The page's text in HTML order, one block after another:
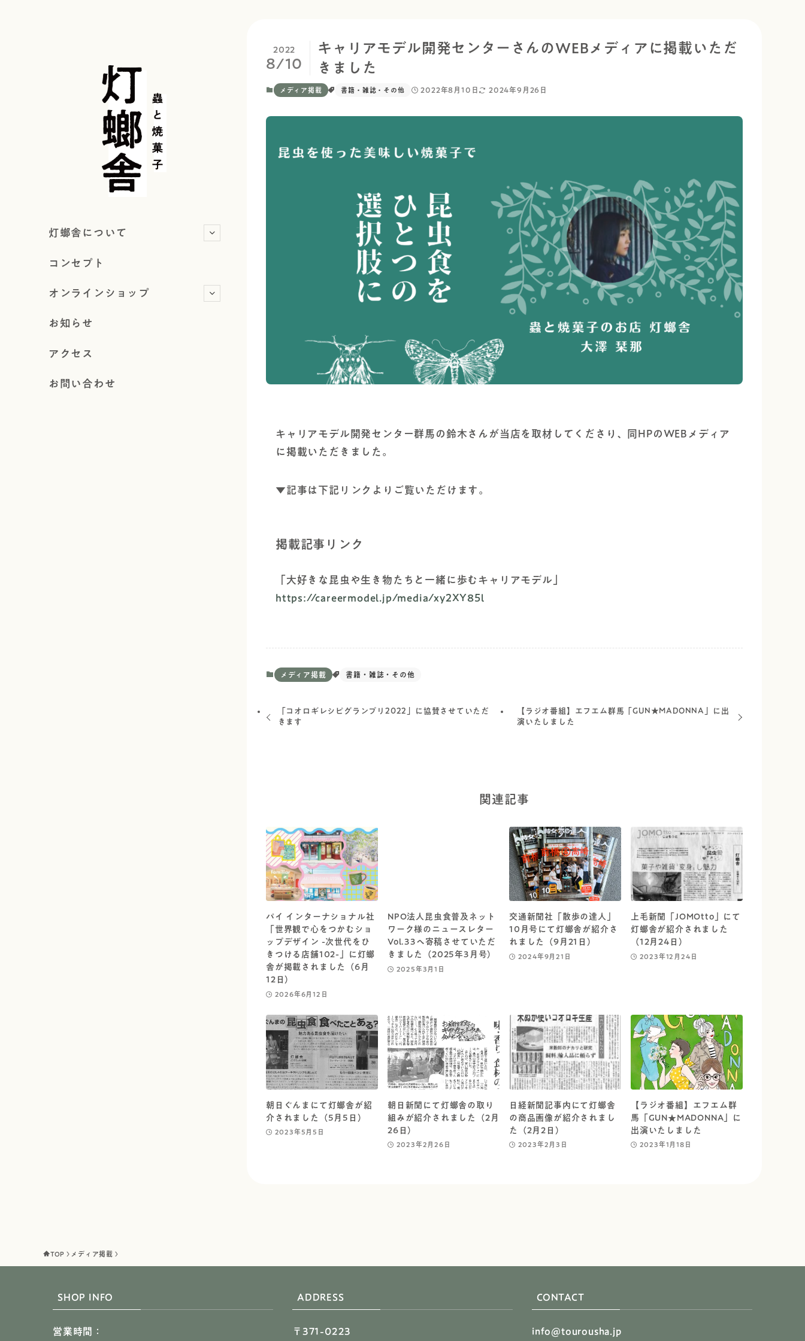
キャリアモデル開発センターさんのWEBメディアに掲載いただ
きました
2022
8/10
メディア掲載 書籍・雑誌・その他 2022年8月10日 2024年9月26日
キャリアモデル開発センター群馬の鈴木さんが当店を取材してくださり、同HPのWEBメディア
に掲載いただきました。
▼記事は下記リンクよりご覧いただけます。
掲載記事リンク
「大好きな昆虫や生き物たちと一緒に歩むキャリアモデル」
https://careermodel.jp/media/xy2XY85l
メディア掲載 書籍・雑誌・その他
「コオロギレシピグランプリ2022」に協賛させていただ
きます
【ラジオ番組】エフエム群馬「GUN★MADONNA」に出
演いたしました
関連記事
パイ インターナショナル社
「世界観で心をつかむショ
ップデザイン -次世代をひ
きつける店舗102-」に灯螂
舎が掲載されました（6月
12日）
2026年6月12日
NPO法人昆虫食普及ネット
ワーク様のニュースレター
Vol.33へ寄稿させていただ
きました（2025年3月号）
2025年3月1日
交通新聞社「散歩の達人」
10月号にて灯螂舎が紹介さ
れました（9月21日）
2024年9月21日
上毛新聞「JOMOtto」にて
灯螂舎が紹介されました
（12月24日）
2023年12月24日
朝日ぐんまにて灯螂舎が紹
介されました（5月5日）
2023年5月5日
朝日新聞にて灯螂舎の取り
組みが紹介されました（2月
26日）
2023年2月26日
日経新聞記事内にて灯螂舎
の商品画像が紹介されまし
た（2月2日）
2023年2月3日
【ラジオ番組】エフエム群
馬「GUN★MADONNA」に
出演いたしました
2023年1月18日
灯螂舎について
コンセプト
オンラインショップ
お知らせ
アクセス
お問い合わせ
TOP メディア掲載
SHOP INFO
営業時間：
ADDRESS
〒371-0223
CONTACT
info@tourousha.jp